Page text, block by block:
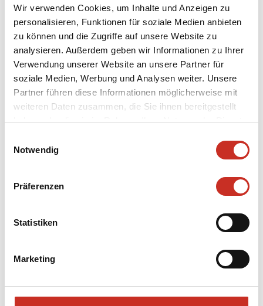
Wir verwenden Cookies, um Inhalte und Anzeigen zu
personalisieren, Funktionen für soziale Medien anbieten
zu können und die Zugriffe auf unsere Website zu
analysieren. Außerdem geben wir Informationen zu Ihrer
Verwendung unserer Website an unsere Partner für
soziale Medien, Werbung und Analysen weiter. Unsere
Partner führen diese Informationen möglicherweise mit
weiteren Daten zusammen, die Sie ihnen bereitgestellt
haben oder die sie im Rahmen Ihrer Nutzung der Dienste
Notwendig
Präferenzen
Statistiken
Marketing
Michael Simon / Thomas Reichert
Marionette Head Design:Alfred Kleinheinz
Costumes:Kerstin Grießhaber
Musical Arrangement:Thomas Reichert / Philippe
Brunner / Matthias Thurow
Light:Thomas Reichert / Alexander Proschek
Puppet’s Heads:Vladimir Fediakov
Puppeteers:
Philippe Brunner, Anne-Lise Droin,
Kiener, Marion Mayer, Emanuel Paulus, Eva Wiener,
Kieth Engen, Dietrich Fischer-Dieskau,
Gottlob Frick, Ernst Haefliger, Friedrich Lenz, Leonie
Speakers:
Pauline Fusban, André Jung, Juliane
Wilkening